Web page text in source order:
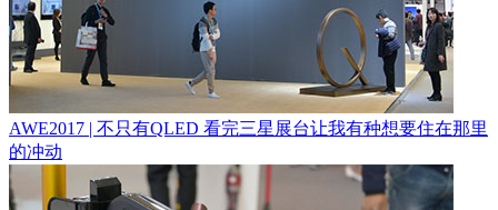
AWE2017 | 不只有QLED 看完三星展台让我有种想要住在那里
的冲动